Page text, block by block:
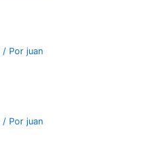
/ Porjuan
/ Porjuan